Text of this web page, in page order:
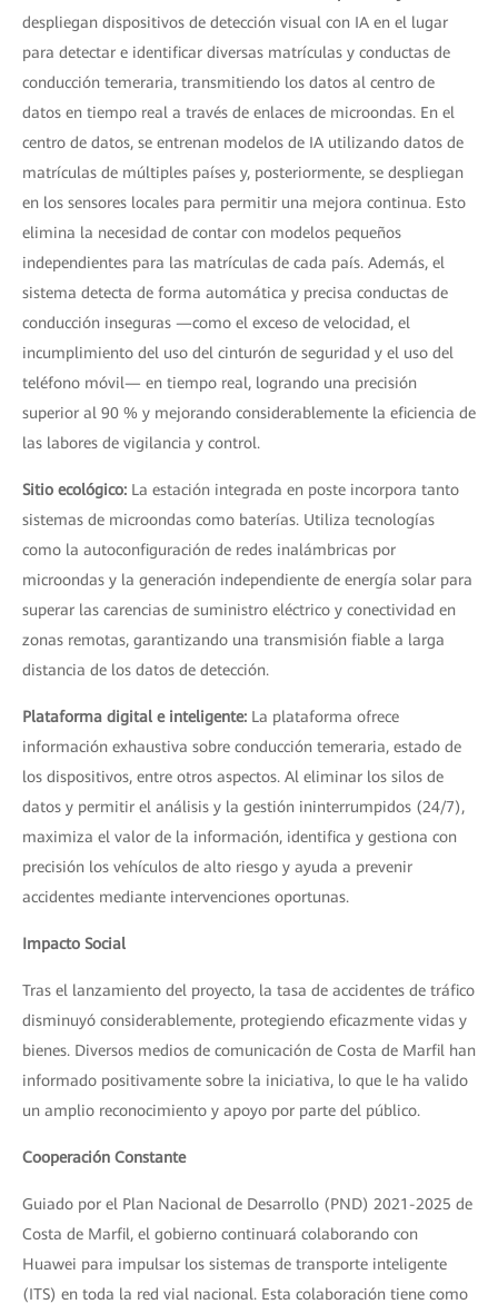
despliegan dispositivos de detección visual con IA en el lugar
para detectar e identificar diversas matrículas y conductas de
conducción temeraria, transmitiendo los datos al centro de
datos en tiempo real a través de enlaces de microondas. En el
centro de datos, se entrenan modelos de IA utilizando datos de
matrículas de múltiples países y, posteriormente, se despliegan
en los sensores locales para permitir una mejora continua. Esto
elimina la necesidad de contar con modelos pequeños
independientes para las matrículas de cada país. Además, el
sistema detecta de forma automática y precisa conductas de
conducción inseguras —como el exceso de velocidad, el
incumplimiento del uso del cinturón de seguridad y el uso del
teléfono móvil— en tiempo real, logrando una precisión
superior al 90 % y mejorando considerablemente la eficiencia de
las labores de vigilancia y control.
Sitio ecológico: La estación integrada en poste incorpora tanto
sistemas de microondas como baterías. Utiliza tecnologías
como la autoconfiguración de redes inalámbricas por
microondas y la generación independiente de energía solar para
superar las carencias de suministro eléctrico y conectividad en
zonas remotas, garantizando una transmisión fiable a larga
distancia de los datos de detección.
Plataforma digital e inteligente: La plataforma ofrece
información exhaustiva sobre conducción temeraria, estado de
los dispositivos, entre otros aspectos. Al eliminar los silos de
datos y permitir el análisis y la gestión ininterrumpidos (24/7),
maximiza el valor de la información, identifica y gestiona con
precisión los vehículos de alto riesgo y ayuda a prevenir
accidentes mediante intervenciones oportunas.
Impacto Social
Tras el lanzamiento del proyecto, la tasa de accidentes de tráfico
disminuyó considerablemente, protegiendo eficazmente vidas y
bienes. Diversos medios de comunicación de Costa de Marfil han
informado positivamente sobre la iniciativa, lo que le ha valido
un amplio reconocimiento y apoyo por parte del público.
Cooperación Constante
Guiado por el Plan Nacional de Desarrollo (PND) 2021-2025 de
Costa de Marfil, el gobierno continuará colaborando con
Huawei para impulsar los sistemas de transporte inteligente
(ITS) en toda la red vial nacional. Esta colaboración tiene como